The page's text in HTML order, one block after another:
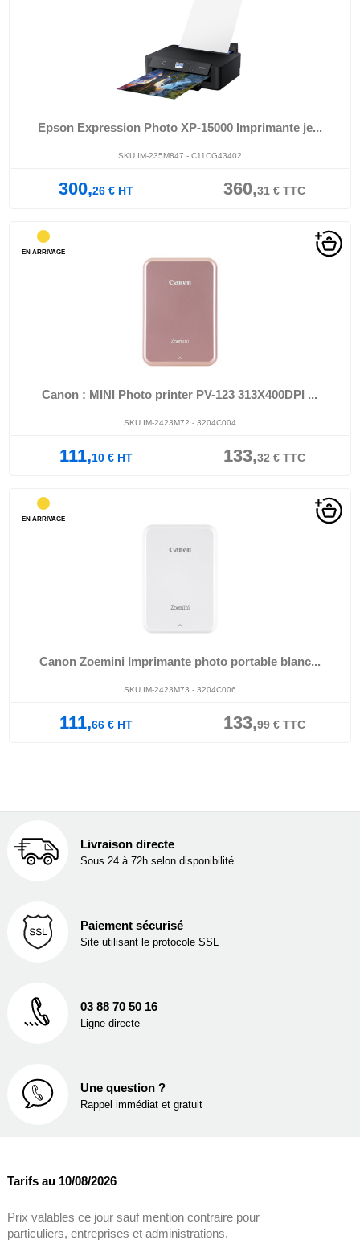
Epson Expression Photo XP-15000 Imprimante je...
SKU IM-235M847 - C11CG43402
300,26€HT 360,31 €TTC
Canon : MINI Photo printer PV-123 313X400DPI ...
SKU IM-2423M72 - 3204C004
111,10€HT 133,32 €TTC
EN ARRIVAGE
Canon Zoemini Imprimante photo portable blanc...
SKU IM-2423M73 - 3204C006
111,66€HT 133,99€TTC
EN ARRIVAGE
Livraison directe
Sous 24 à 72h selon disponibilité
Paiement sécurisé
Site utilisant le protocole SSL
03 88 70 50 16
Ligne directe
Une question ?
Rappel immédiat et gratuit
Tarifs au 10/08/2026
Prix valables ce jour sauf mention contraire pour
particuliers, entreprises et administrations.